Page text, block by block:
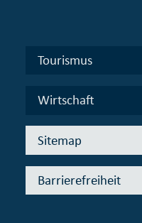
Tourismus
Wirtschaft
Sitemap
Barrierefreiheit